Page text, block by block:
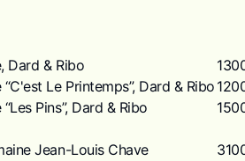
Dard & Ribo
Le Printemps”, Dard & Ribo
Pins”, Dard & Ribo
Jean-Louis Chave